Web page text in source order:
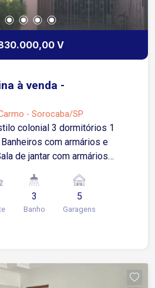
V
à venda -
- Sorocaba/SP
colonial 3 dormitórios 1
com armários e
de jantar com armários
serviço Quarto extra e mais
de serviço Área gourmet
forno de pizza Piscina 2
3
Banho
5
Garagens